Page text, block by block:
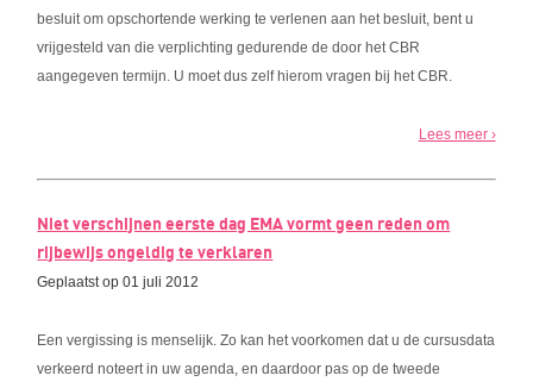
besluit om opschortende werking te verlenen aan het besluit, bent u
vrijgesteld van die verplichting gedurende de door het CBR
aangegeven termijn. U moet dus zelf hierom vragen bij het CBR.
Lees meer ›
Niet verschijnen eerste dag EMA vormt geen reden om
rijbewijs ongeldig te verklaren
Geplaatst op 01 juli 2012
Een vergissing is menselijk. Zo kan het voorkomen dat u de cursusdata
verkeerd noteert in uw agenda, en daardoor pas op de tweede